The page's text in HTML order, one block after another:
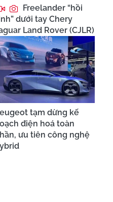
Freelander “hồi
dưới tay Chery
Land Rover (CJLR)
tạm dừng kế
điện hoá toàn
ưu tiên công nghệ